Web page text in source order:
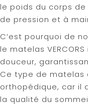
le poids du corps
de pression et à
C’est pourquoi de
le matelas
douceur,
Ce type de matelas
orthopédique, car il
la qualité du